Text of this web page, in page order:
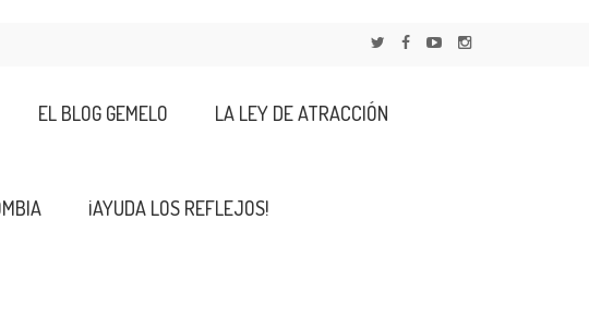
EL BLOG GEMELO LA LEY DE ATRACCIÓN
¡AYUDA LOS REFLEJOS!